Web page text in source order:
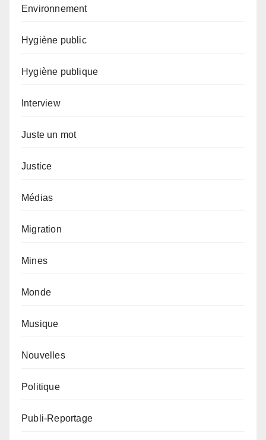
Environnement
Hygiène public
Hygiène publique
Interview
Juste un mot
Justice
Médias
Migration
Mines
Monde
Musique
Nouvelles
Politique
Publi-Reportage